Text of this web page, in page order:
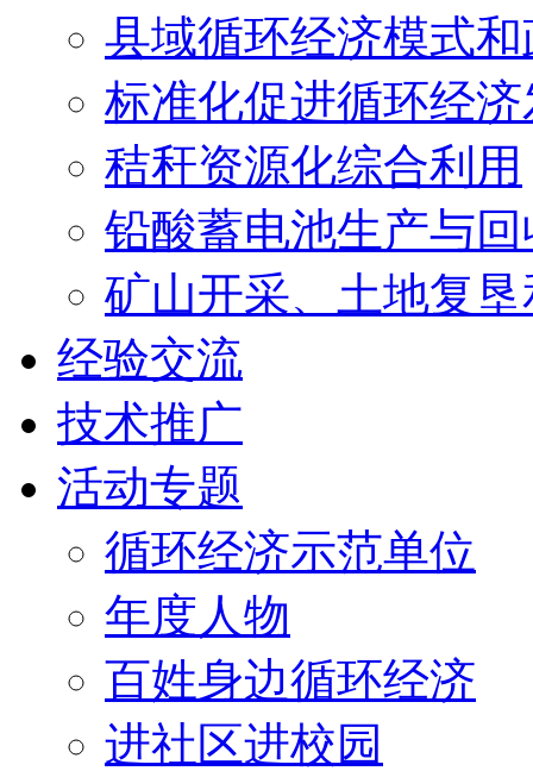
县域循环经济模式
标准化促进循环经
秸秆资源化综合利用
铅酸蓄电池生产与回
矿山开采、土地复
经验交流
技术推广
活动专题
循环经济示范单位
年度人物
百姓身边循环经济
进社区进校园